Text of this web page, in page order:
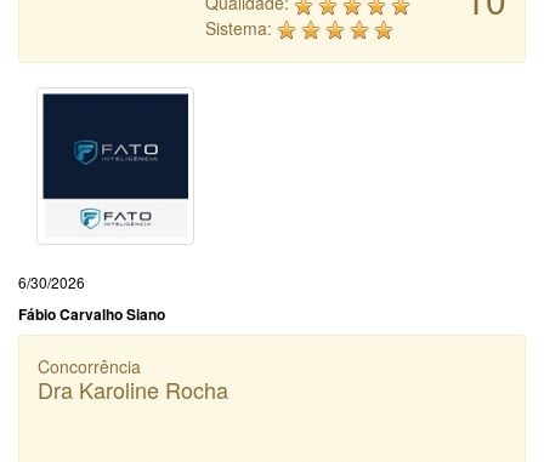
Sistema:
6/30/2026
Fábio Carvalho Siano
Concorrência
Dra Karoline Rocha